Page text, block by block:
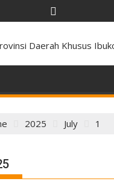
2025 July 1